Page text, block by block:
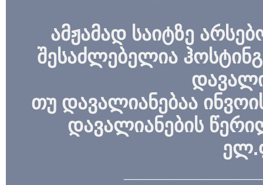
ამჟამად საიტზე
შესაძლებელია
თუ დავალიანებაა
დავალიანების